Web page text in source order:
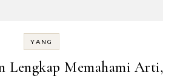
YANG
Lengkap Memahami Arti,